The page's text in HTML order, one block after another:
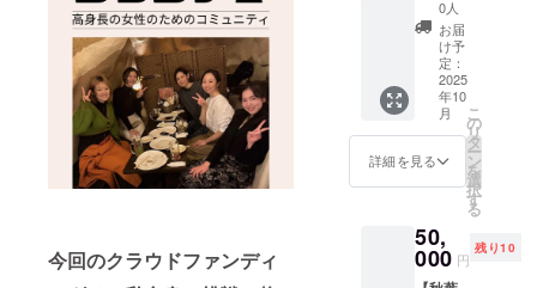
今回のクラウドファンディ
限は
2025年
10月か
ら1年間
で、そ
のうち1
回ご利
用いた
だけま
HPであ
なたの
会社を
PRでき
ます。
※掲載の
大きさ
は購入
者数に
※掲載す
る内容
はメー
す】 似
顔絵が
得意な
秋葉千
尋があ
なたの
似顔絵
を1枚作
成して
お届け
す。 ※
水彩画
でお送
0人
お届
け予
定：
2025
年10
月
詳細を見る
こ
の
リ
タ
ー
ン
を
選
択
す
る
50,
000 円
残り10